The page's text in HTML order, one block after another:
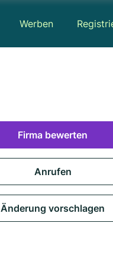
Werben
Firma bewerten
Anrufen
Änderung vorschlagen